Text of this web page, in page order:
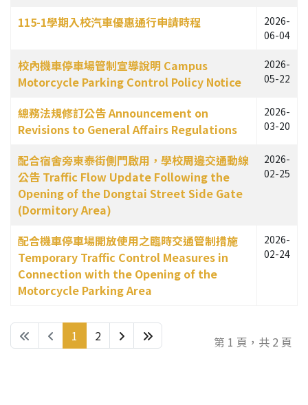
115-1學期入校汽車優惠通行申請時程
2026-
06-04
校內機車停車場管制宣導說明 Campus
Motorcycle Parking Control Policy Notice
2026-
05-22
總務法規修訂公告 Announcement on
Revisions to General Affairs Regulations
2026-
03-20
配合宿舍旁東泰街側門啟用，學校周邊交通動線
公告 Traffic Flow Update Following the
Opening of the Dongtai Street Side Gate
(Dormitory Area)
2026-
02-25
配合機車停車場開放使用之臨時交通管制措施
Temporary Traffic Control Measures in
Connection with the Opening of the
Motorcycle Parking Area
2026-
02-24
第 1 頁，共 2 頁
1 2